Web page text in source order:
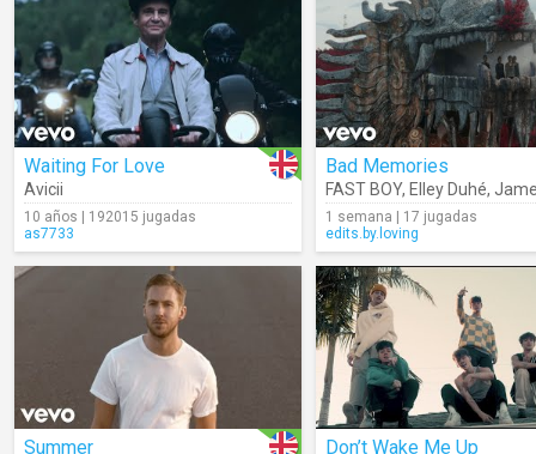
Waiting For Love
Avicii
10 años | 192015 jugadas
as7733
Bad Memories
FAST BOY, Elley Duhé,
1 semana | 17 jugadas
edits.by.loving
Summer Don’t Wake Me Up